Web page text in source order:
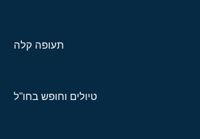
תעופה קלה
טיולים וחופש בחו"ל